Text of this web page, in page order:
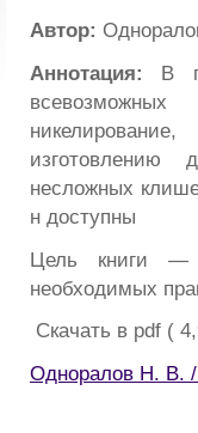
Автор:
Аннотация: В
изготовлению
несложных
н доступны
Цель книги —
необходимых
Скачать в pdf (
Одноралов Н. В. /